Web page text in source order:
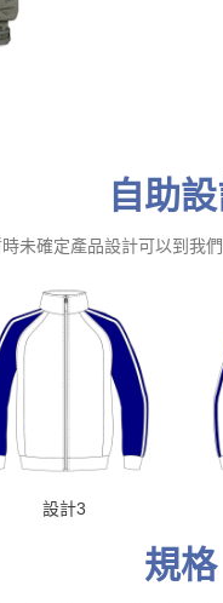
自助
未確定產品設計可以到我
設計3
規格